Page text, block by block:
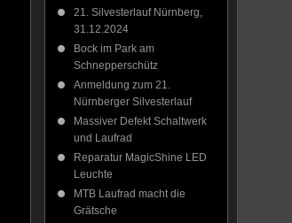
21. Silvesterlauf Nürnberg,
31.12.2024
Bock im Park am
Schnepperschütz
Anmeldung zum 21.
Nürnberger Silvesterlauf
Massiver Defekt Schaltwerk
und Laufrad
Reparatur MagicShine LED
Leuchte
MTB Laufrad macht die
Grätsche